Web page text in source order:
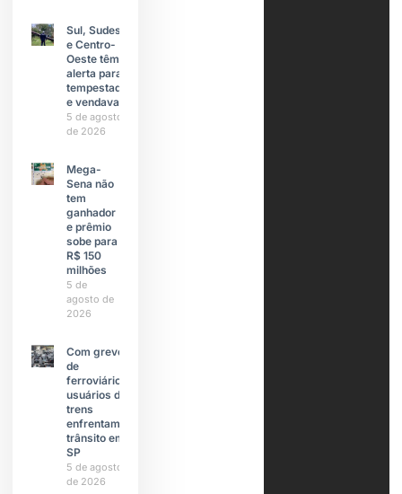
Sul, Sudeste
e Centro-
Oeste têm
alerta para
tempestades
e vendavais
5 de agosto
de 2026
Mega-
Sena não
tem
ganhador
e prêmio
sobe para
R$ 150
milhões
5 de
agosto de
2026
Com greve
de
ferroviários,
usuários de
trens
enfrentam
trânsito em
SP
5 de agosto
de 2026